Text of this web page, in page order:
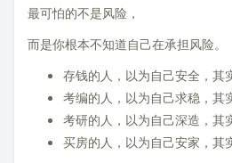
最可怕的不是风险，
而是你根本不知道自己在承担风险。
存钱的人，以为自己安全，其
考编的人，以为自己求稳，其
考研的人，以为自己深造，其
买房的人，以为自己安家，其